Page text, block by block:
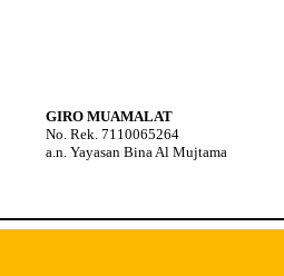
GIRO MUAMALAT
No. Rek. 7110065264
a.n. Yayasan Bina Al Mujtama